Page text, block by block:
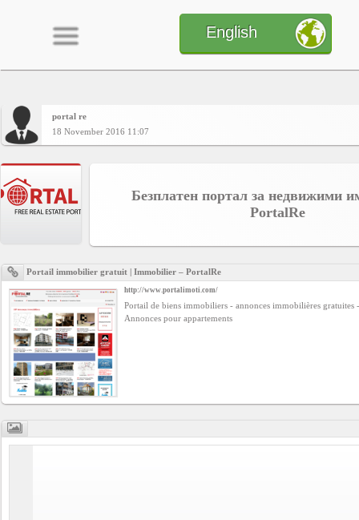
Home
CONTENT
Yepses
Members
Business
interest
Social
English
portal re
18 November 2016 11:07
Безплатен портал за недвижими
PortalRe
Portail immobilier gratuit | Immobilier – PortalRe
http://www.portalimoti.com/
Portail de biens immobiliers - annonces immobilières gratuites
Annonces pour appartements